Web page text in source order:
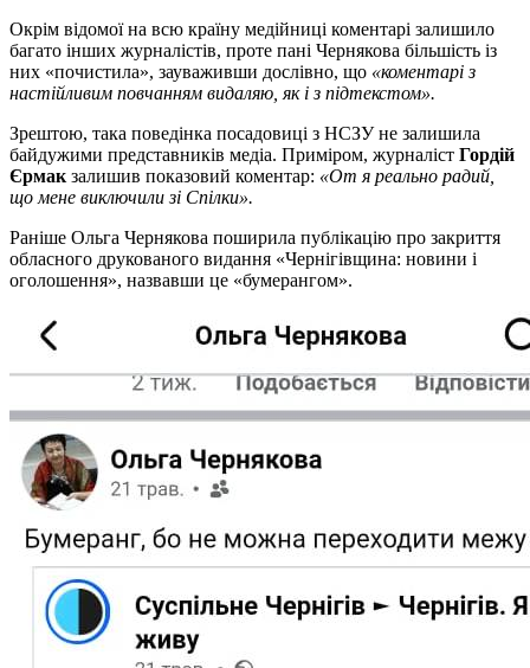
Окрім відомої на всю країну медійниці коментарі залишило
багато інших журналістів, проте пані Чернякова більшість із
них «почистила», зауваживши дослівно, що «коментарі з
настійливим повчанням видаляю, як і з підтекстом».
Зрештою, така поведінка посадовиці з НСЗУ не залишила
байдужими представників медіа. Приміром, журналіст Гордій
Єрмак залишив показовий коментар: «От я реально радий,
що мене виключили зі Спілки».
Раніше Ольга Чернякова поширила публікацію про закриття
обласного друкованого видання «Чернігівщина: новини і
оголошення», назвавши це «бумерангом».